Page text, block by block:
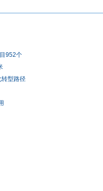
952个
型路径